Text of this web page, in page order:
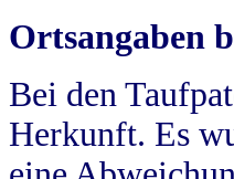
Ortsangaben
Bei den
Herkunft. Es